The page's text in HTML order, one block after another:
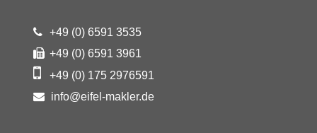
+49 (0) 6591 3535
+49 (0) 6591 3961
+49 (0) 175 2976591
info@eifel-makler.de